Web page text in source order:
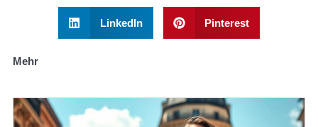
LinkedIn Pinterest
Mehr